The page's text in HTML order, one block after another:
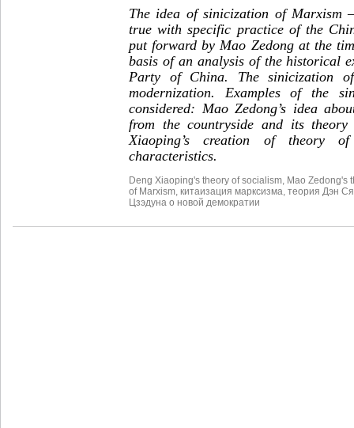
The idea of sinicization of Marxism
true with specific practice of the
put forward by Mao Zedong at the
basis of an analysis of the historical
Party of China. The sinicization
modernization. Examples of the
considered: Mao Zedong’s idea
from the countryside and its
Xiaoping’s creation of theory
characteristics.
Deng Xiaoping's theory of socialism Mao Zedong's
of Marxism китаизация марксизма теория Дэн
Цзэдуна о новой демократии